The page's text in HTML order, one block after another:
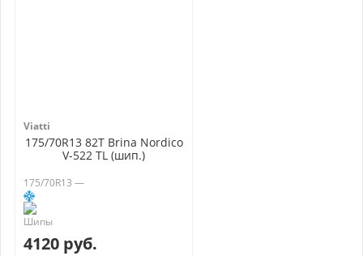
Viatti
175/70R13 82T Brina Nordico
V-522 TL (шип.)
175/70R13 —
4120 руб.